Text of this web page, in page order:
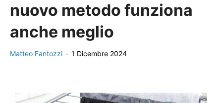
nuovo metodo funziona
anche meglio
Matteo Fantozzi - 1 Dicembre 2024